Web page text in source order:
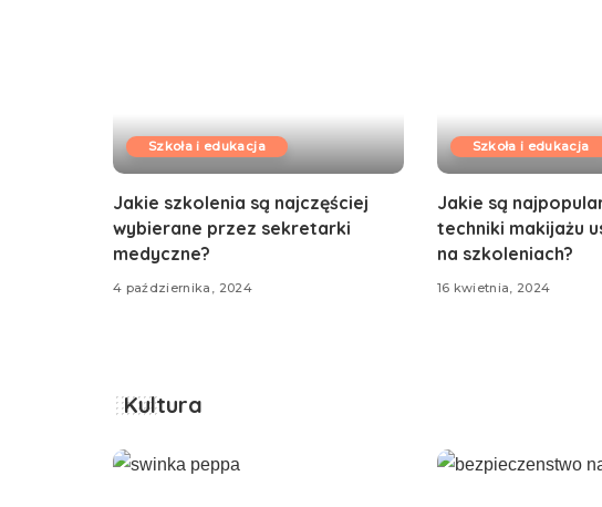
Szkoła i edukacja
Jakie szkolenia są najczęściej
wybierane przez sekretarki
medyczne?
4 października, 2024
Szkoła i edukacja
Jakie są
techniki makijażu
na szkoleniach?
16 kwietnia, 2024
Kultura